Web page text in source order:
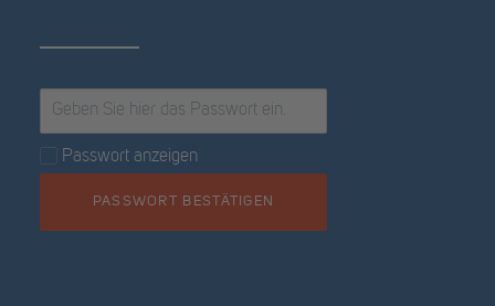
Passwort anzeigen
PASSWORT BESTÄTIGEN